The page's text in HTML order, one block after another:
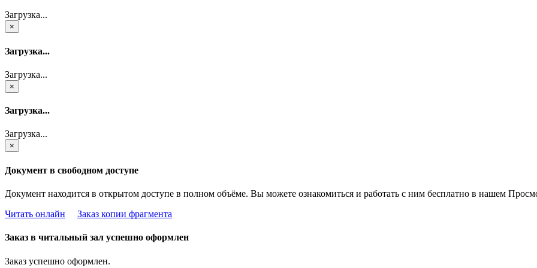
Загрузка...
×
Загрузка...
Загрузка...
×
Загрузка...
Загрузка...
×
Документ в свободном доступе
Документ находится в открытом доступе в полном объёме. Вы можете ознакомиться и работать с ним бесплатно в нашем
Читать онлайн
Заказ копии фрагмента
Заказ в читальный зал успешно оформлен
Заказ успешно оформлен.